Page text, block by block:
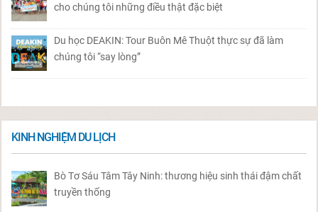
cho chúng tôi những điều thật đặc biệt
Du học DEAKIN: Tour Buôn Mê Thuột thực sự đã làm
chúng tôi “say lòng”
KINH NGHIỆM DU LỊCH
Bò Tơ Sáu Tâm Tây Ninh: thương hiệu sinh thái đậm chất
truyền thống